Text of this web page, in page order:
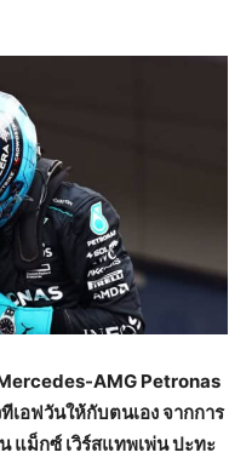
AMG Petronas
เอฟวันให้กับตนเอง จากการ
แม็กซ์ เวิร์สแทพเพ่น ปะทะ